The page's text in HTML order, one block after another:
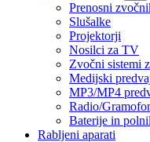
Prenosni
Slušalke
Projektorji
Nosilci za TV
Zvočni sistemi
Medijski
MP3/MP4
Radio/
Baterije in
Rabljeni aparati